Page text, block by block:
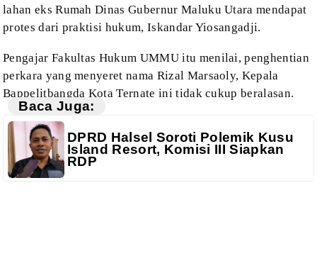
lahan eks Rumah Dinas Gubernur Maluku Utara mendapat
protes dari praktisi hukum, Iskandar Yiosangadji.
Pengajar Fakultas Hukum UMMU itu menilai, penghentian
perkara yang menyeret nama Rizal Marsaoly, Kepala
Bappelitbangda Kota Ternate ini tidak cukup beralasan.
Baca Juga:
DPRD Halsel Soroti Polemik Kusu
Island Resort, Komisi III Siapkan
RDP